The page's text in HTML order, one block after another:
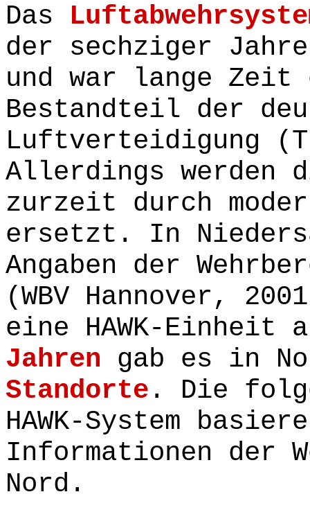
Das
der sechziger
und war lange
Bestandteil der
Luftverteidigung
Allerdings werden
zurzeit durch
ersetzt. In
Angaben der
(WBV Hannover,
eine HAWK-
Jahren gab es in
Standorte . Die
HAWK-System
Informationen der
Nord.